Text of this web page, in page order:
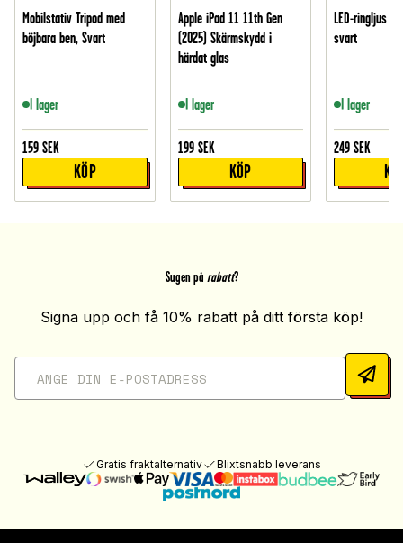
Mobilstativ Tripod med
böjbara ben, Svart
I lager
159 SEK
KÖP
Apple iPad 11 11th Gen
(2025) Skärmskydd i
härdat glas
I lager
199 SEK
KÖP
LED-ringljus
svart
I lager
249 SEK
Sugen på rabatt?
Signa upp och få 10% rabatt på ditt första köp!
Gratis fraktalternativ Blixtsnabb leverans